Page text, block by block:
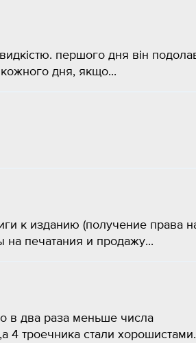
першого дня він
дня, якщо...
к изданию (получение права
на печатания и продажу...
в два раза меньше числа
4 троечника стали